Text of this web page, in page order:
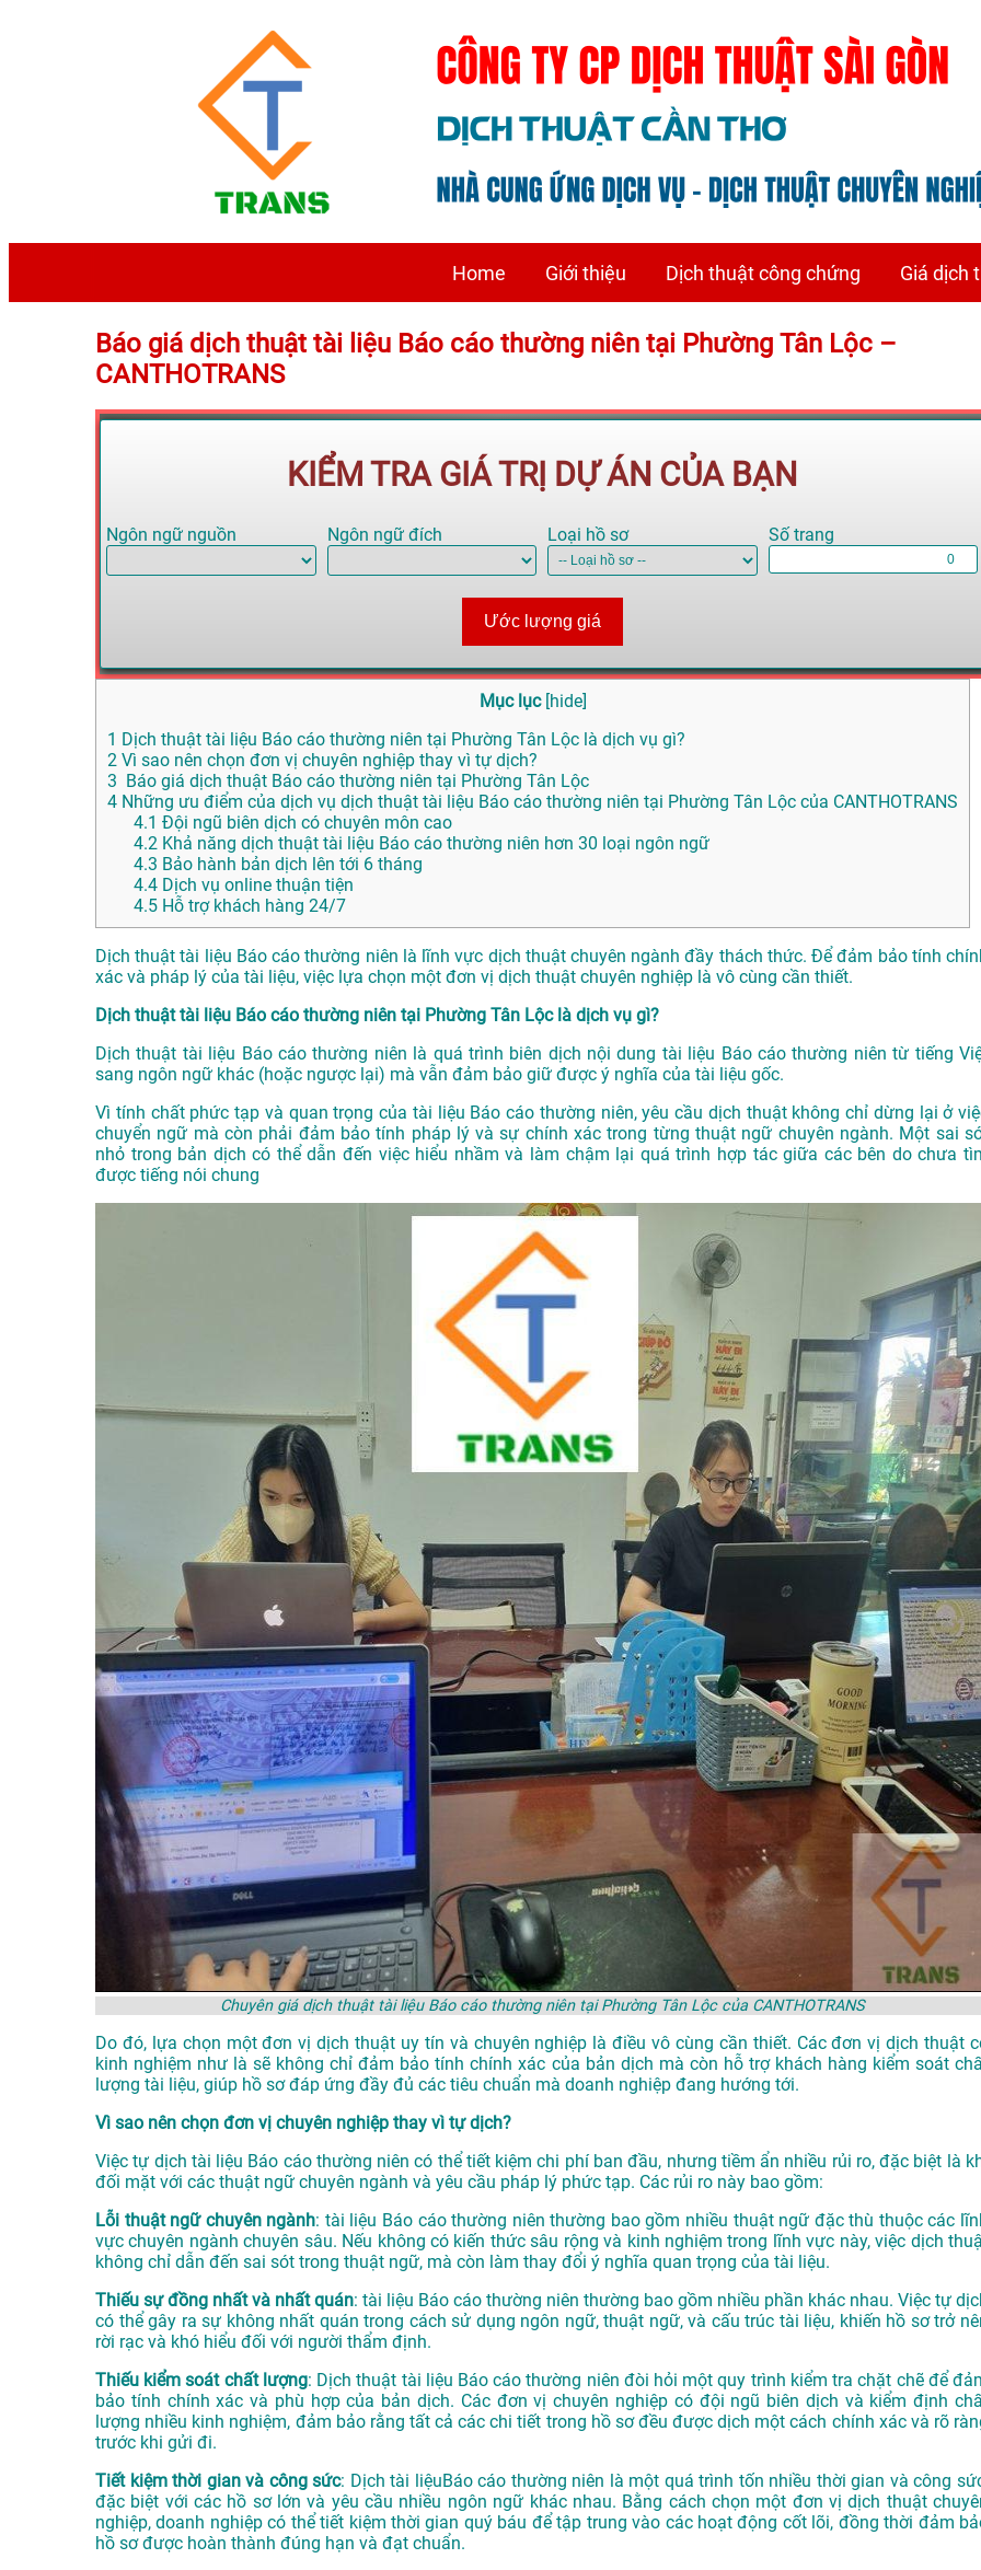
Home Giới thiệu Dịch thuật công chứng Giá dịch
Báo giá dịch thuật tài liệu Báo cáo thường niên tại Phường Tân Lộc –
CANTHOTRANS
KIỂM TRA GIÁ TRỊ DỰ ÁN CỦA BẠN
Ngôn ngữ nguồn Ngôn ngữ đích Loại hồ sơ Số trang
Ước lượng giá
Mục lục [hide]
1 Dịch thuật tài liệu Báo cáo thường niên tại Phường Tân Lộc là dịch vụ gì?
2 Vì sao nên chọn đơn vị chuyên nghiệp thay vì tự dịch?
3 Báo giá dịch thuật Báo cáo thường niên tại Phường Tân Lộc
4 Những ưu điểm của dịch vụ dịch thuật tài liệu Báo cáo thường niên tại Phường Tân Lộc của CANTHOTRANS
4.1 Đội ngũ biên dịch có chuyên môn cao
4.2 Khả năng dịch thuật tài liệu Báo cáo thường niên hơn 30 loại ngôn ngữ
4.3 Bảo hành bản dịch lên tới 6 tháng
4.4 Dịch vụ online thuận tiện
4.5 Hỗ trợ khách hàng 24/7
Dịch thuật tài liệu Báo cáo thường niên là lĩnh vực dịch thuật chuyên ngành đầy thách thức. Để đảm bảo tính
xác và pháp lý của tài liệu, việc lựa chọn một đơn vị dịch thuật chuyên nghiệp là vô cùng cần thiết.
Dịch thuật tài liệu Báo cáo thường niên tại Phường Tân Lộc là dịch vụ gì?
Dịch thuật tài liệu Báo cáo thường niên là quá trình biên dịch nội dung tài liệu Báo cáo thường niên từ tiếng
sang ngôn ngữ khác (hoặc ngược lại) mà vẫn đảm bảo giữ được ý nghĩa của tài liệu gốc.
Vì tính chất phức tạp và quan trọng của tài liệu Báo cáo thường niên, yêu cầu dịch thuật không chỉ dừng lại ở
chuyển ngữ mà còn phải đảm bảo tính pháp lý và sự chính xác trong từng thuật ngữ chuyên ngành. Một sai
nhỏ trong bản dịch có thể dẫn đến việc hiểu nhầm và làm chậm lại quá trình hợp tác giữa các bên do chưa
được tiếng nói chung
Chuyên giá dịch thuật tài liệu Báo cáo thường niên tại Phường Tân Lộc của CANTHOTRANS
Do đó, lựa chọn một đơn vị dịch thuật uy tín và chuyên nghiệp là điều vô cùng cần thiết. Các đơn vị dịch thuật
kinh nghiệm như là sẽ không chỉ đảm bảo tính chính xác của bản dịch mà còn hỗ trợ khách hàng kiểm soát
lượng tài liệu, giúp hồ sơ đáp ứng đầy đủ các tiêu chuẩn mà doanh nghiệp đang hướng tới.
Vì sao nên chọn đơn vị chuyên nghiệp thay vì tự dịch?
Việc tự dịch tài liệu Báo cáo thường niên có thể tiết kiệm chi phí ban đầu, nhưng tiềm ẩn nhiều rủi ro, đặc biệt là
đối mặt với các thuật ngữ chuyên ngành và yêu cầu pháp lý phức tạp. Các rủi ro này bao gồm:
Lỗi thuật ngữ chuyên ngành: tài liệu Báo cáo thường niên thường bao gồm nhiều thuật ngữ đặc thù thuộc các
vực chuyên ngành chuyên sâu. Nếu không có kiến thức sâu rộng và kinh nghiệm trong lĩnh vực này, việc dịch
không chỉ dẫn đến sai sót trong thuật ngữ, mà còn làm thay đổi ý nghĩa quan trọng của tài liệu.
Thiếu sự đồng nhất và nhất quán: tài liệu Báo cáo thường niên thường bao gồm nhiều phần khác nhau. Việc tự
có thể gây ra sự không nhất quán trong cách sử dụng ngôn ngữ, thuật ngữ, và cấu trúc tài liệu, khiến hồ sơ trở
rời rạc và khó hiểu đối với người thẩm định.
Thiếu kiểm soát chất lượng: Dịch thuật tài liệu Báo cáo thường niên đòi hỏi một quy trình kiểm tra chặt chẽ để
bảo tính chính xác và phù hợp của bản dịch. Các đơn vị chuyên nghiệp có đội ngũ biên dịch và kiểm định
lượng nhiều kinh nghiệm, đảm bảo rằng tất cả các chi tiết trong hồ sơ đều được dịch một cách chính xác và rõ
trước khi gửi đi.
Tiết kiệm thời gian và công sức: Dịch tài liệuBáo cáo thường niên là một quá trình tốn nhiều thời gian và công
đặc biệt với các hồ sơ lớn và yêu cầu nhiều ngôn ngữ khác nhau. Bằng cách chọn một đơn vị dịch thuật
nghiệp, doanh nghiệp có thể tiết kiệm thời gian quý báu để tập trung vào các hoạt động cốt lõi, đồng thời đảm
hồ sơ được hoàn thành đúng hạn và đạt chuẩn.